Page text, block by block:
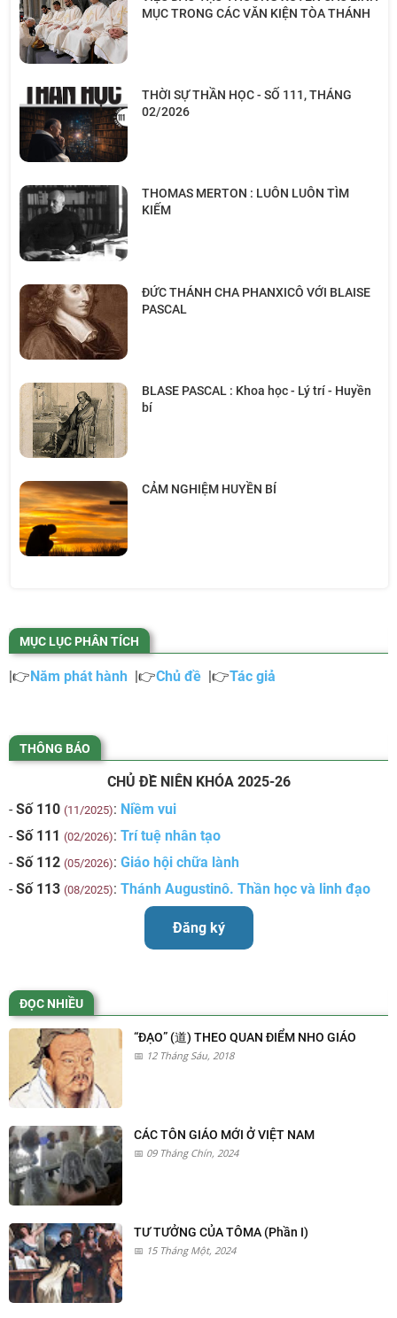
MỤC TRONG CÁC VĂN KIỆN TÒA THÁNH
THỜI SỰ THẦN HỌC - SỐ 111, THÁNG
02/2026
THOMAS MERTON : LUÔN LUÔN TÌM
KIẾM
ĐỨC THÁNH CHA PHANXICÔ VỚI BLAISE
PASCAL
BLASE PASCAL : Khoa học - Lý trí - Huyền
bí
CẢM NGHIỆM HUYỀN BÍ
MỤC LỤC PHÂN TÍCH
|👉 Năm phát hành |👉Chủ đề |👉Tác giả
THÔNG BÁO
CHỦ ĐỀ NIÊN KHÓA 2025-26
- Số 110 (11/2025): Niềm vui
- Số 111 (02/2026): Trí tuệ nhân tạo
- Số 112 (05/2026): Giáo hội chữa lành
- Số 113 (08/2025): Thánh Augustinô. Thần học và linh đạo
Đăng ký
ĐỌC NHIỀU
“ĐẠO” (道) THEO QUAN ĐIỂM NHO GIÁO
12 Tháng Sáu, 2018
CÁC TÔN GIÁO MỚI Ở VIỆT NAM
09 Tháng Chín, 2024
TƯ TƯỞNG CỦA TÔMA (Phần I)
15 Tháng Một, 2024